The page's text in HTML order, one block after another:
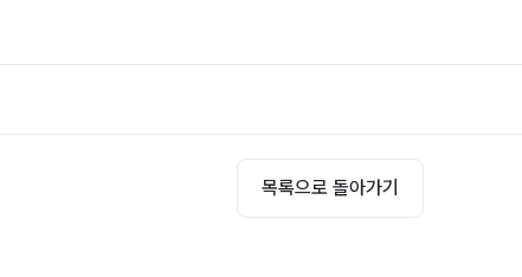
목록으로 돌아가기